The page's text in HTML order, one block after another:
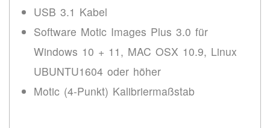
USB 3.1 Kabel
Software Motic Images Plus 3.0 für
Windows 10 + 11, MAC OSX 10.9, Linux
UBUNTU1604 oder höher
Motic (4-Punkt) Kalibriermaßstab